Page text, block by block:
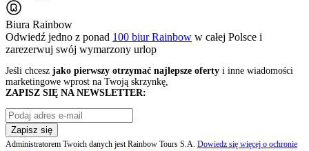
Biura Rainbow
Odwiedź jedno z ponad 100 biur Rainbow w całej Polsce i
zarezerwuj swój wymarzony urlop
Jeśli chcesz jako pierwszy otrzymać najlepsze oferty i inne wiadomości
marketingowe wprost na Twoją skrzynkę,
ZAPISZ SIĘ NA NEWSLETTER:
Zapisz się
Administratorem Twoich danych jest Rainbow Tours S.A. Dowiedz się więcej o ochronie